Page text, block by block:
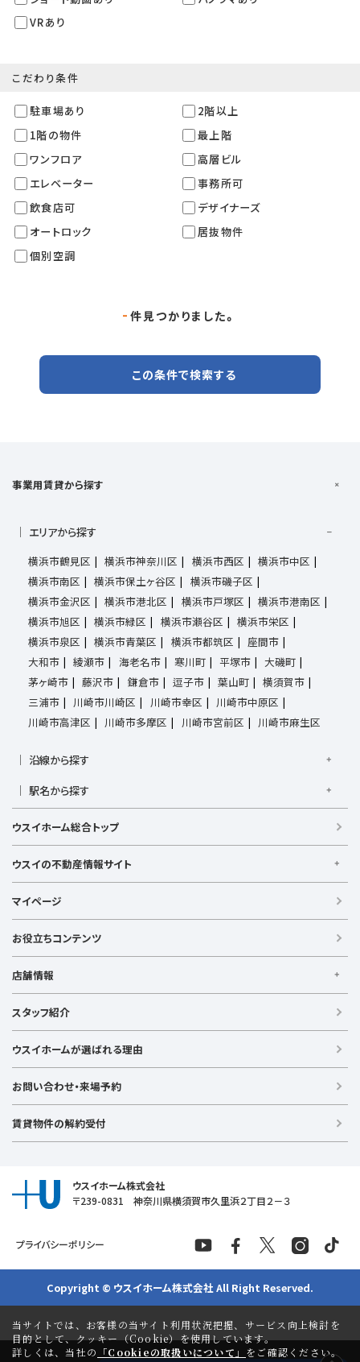
VRあり
こだわり条件
駐車場あり
2階以上
1階の物件
最上階
ワンフロア
高層ビル
エレベーター
事務所可
飲食店可
デザイナーズ
オートロック
居抜物件
個別空調
- 件見つかりました。
この条件で検索する
事業用賃貸から探す
エリアから探す
横浜市鶴見区
横浜市神奈川区 横浜市西区
横浜市中区
横浜市南区
横浜市保土ヶ谷区
横浜市磯子区
横浜市金沢区
横浜市港北区 横浜市戸塚区
横浜市港南区
横浜市旭区
横浜市緑区 横浜市瀬谷区
横浜市栄区
横浜市泉区
横浜市青葉区 横浜市都筑区
座間市
大和市
綾瀬市 海老名市 寒川町 平塚市
大磯町
茅ヶ崎市
藤沢市 鎌倉市 逗子市 葉山町
横須賀市
三浦市
川崎市川崎区 川崎市幸区
川崎市中原区
川崎市高津区
川崎市多摩区 川崎市宮前区 川崎市麻生区
沿線から探す
横須賀線
湘南新宿ライン高海
京急本線
京急久里浜線 京急逗子線
小田急小田原線
小田急江ノ島線
ブルーライン
みなとみらい線
金沢シーサイドライン
相鉄本線
相鉄いずみ野線
湘南モノレール
駅名から探す
大倉山駅
大船駅 金沢八景駅 金沢文庫駅
鎌倉駅
上大岡駅
鴨居駅
逗子駅
センター南
ウスイホーム総合トップ
ウスイの不動産情報サイト
【借りる】
賃貸住宅
事業用賃貸
【買う】
新築戸建て
土地
投資物件
ラグジュアリー物件
【売る】
マイページ
お役立ちコンテンツ
店舗情報
【横浜エリア】
金沢文庫店
上大岡店 戸塚店 新横浜店
港北ニュータウン店
【湘南エリア】
追浜店
衣笠店
横須賀中央店
スタッフ紹介
ウスイホームが選ばれる理由
お問い合わせ・来場予約
賃貸物件の解約受付
ウスイホーム株式会社
〒239-0831 神奈川県横須賀市久里浜２丁目２－３
プライバシーポリシー
Copyright © ウスイホーム株式会社 All Right Reserved.
当サイトでは、お客様の当サイト利用状況把握、サービス向上検討を
目的として、クッキー（Cookie）を使用しています。
詳しくは、当社の 「Cookieの取扱いについて」 をご確認ください。